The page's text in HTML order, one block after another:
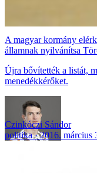
A magyar kormány
államnak nyilvánítsa
Újra bővítették a listát,
menedékkérőket.
Czinkóczi Sándor
politika
2016. március